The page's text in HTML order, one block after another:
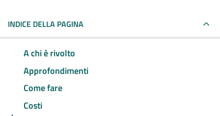
INDICE DELLA PAGINA
A chi è rivolto
Approfondimenti
Come fare
Costi